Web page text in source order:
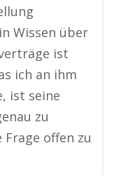
Wissen über
ist
ich an ihm
ist seine
zu
offen zu